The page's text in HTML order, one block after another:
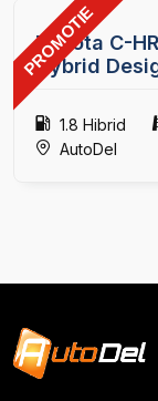
PROMOTIE
25
Toyota C-
Hybrid
1.8 Hibrid
AutoDel